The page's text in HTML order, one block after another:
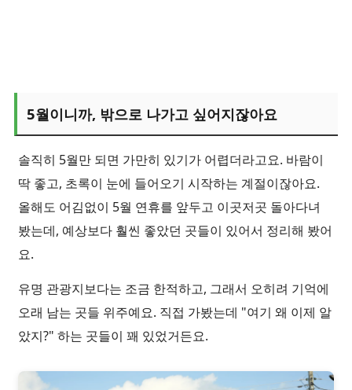
5월이니까, 밖으로 나가고 싶어지잖아요
솔직히 5월만 되면 가만히 있기가 어렵더라고요. 바람이
딱 좋고, 초록이 눈에 들어오기 시작하는 계절이잖아요.
올해도 어김없이 5월 연휴를 앞두고 이곳저곳 돌아다녀
봤는데, 예상보다 훨씬 좋았던 곳들이 있어서 정리해 봤어
요.
유명 관광지보다는 조금 한적하고, 그래서 오히려 기억에
오래 남는 곳들 위주예요. 직접 가봤는데 "여기 왜 이제 알
았지?" 하는 곳들이 꽤 있었거든요.